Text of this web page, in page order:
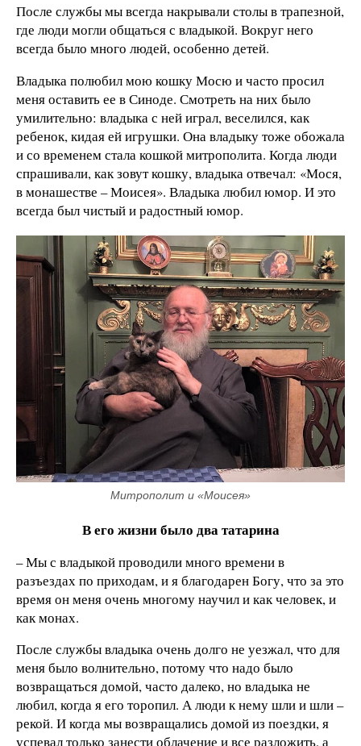
После службы мы всегда накрывали столы в трапезной,
где люди могли общаться с владыкой. Вокруг него
всегда было много людей, особенно детей.
Владыка полюбил мою кошку Мосю и часто просил
меня оставить ее в Синоде. Смотреть на них было
умилительно: владыка с ней играл, веселился, как
ребенок, кидая ей игрушки. Она владыку тоже обожала
и со временем стала кошкой митрополита. Когда люди
спрашивали, как зовут кошку, владыка отвечал: «Мося,
в монашестве – Моисея». Владыка любил юмор. И это
всегда был чистый и радостный юмор.
Митрополит и «Моисея»
В его жизни было два татарина
– Мы с владыкой проводили много времени в
разъездах по приходам, и я благодарен Богу, что за это
время он меня очень многому научил и как человек, и
как монах.
После службы владыка очень долго не уезжал, что для
меня было волнительно, потому что надо было
возвращаться домой, часто далеко, но владыка не
любил, когда я его торопил. А люди к нему шли и шли –
рекой. И когда мы возвращались домой из поездки, я
успевал только занести облачение и все разложить, а